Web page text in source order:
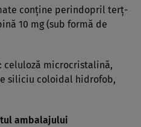
conţine perindopril terţ-
10 mg (sub formă de
celuloză microcristalină,
siliciu coloidal hidrofob,
ambalajului